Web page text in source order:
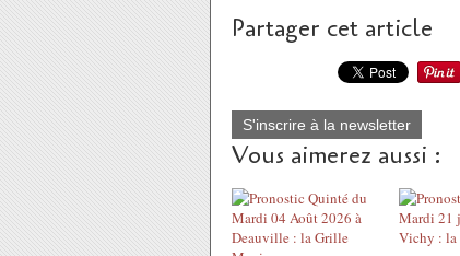
Partager cet article
S'inscrire à la newsletter
Vous aimerez aussi :